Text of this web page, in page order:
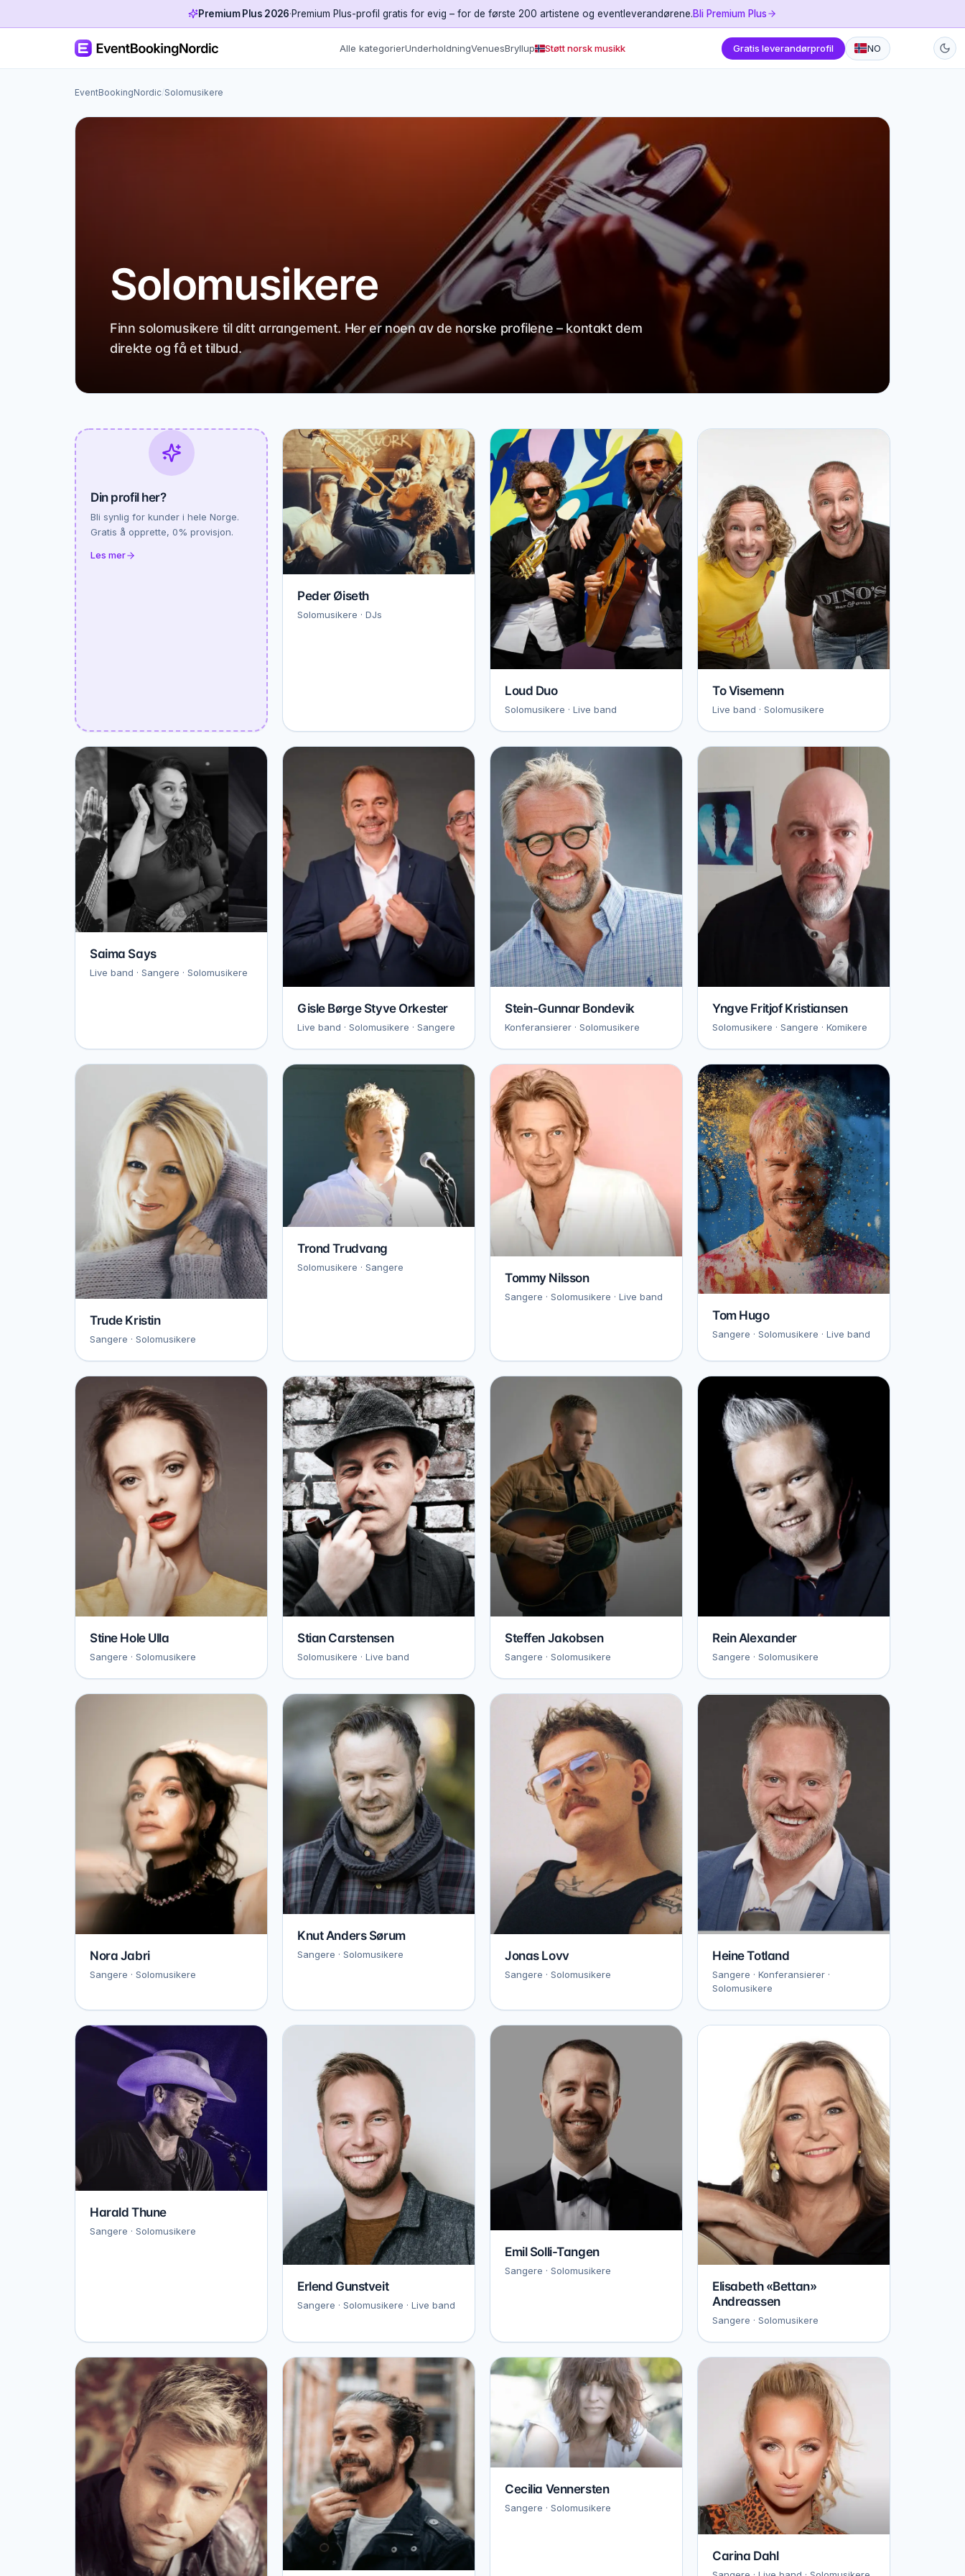
Premium Plus 2026·Premium Plus-profil gratis for evig – for de første 200 artistene og eventleverandørene.Bli Premium Plus
Alle kategorierUnderholdningVenuesBryllup Støtt norsk musikk Gratis leverandørprofil NO
EventBookingNordic/Solomusikere
Solomusikere
Finn solomusikere til ditt arrangement. Her er noen av de norske profilene – kontakt dem
direkte og få et tilbud.
Din profil her?
Bli synlig for kunder i hele Norge.
Gratis å opprette, 0% provisjon.
Les mer
Peder Øiseth
Solomusikere · DJs
Loud Duo
Solomusikere · Live band
To Visemenn
Live band · Solomusikere
Saima Says
Live band · Sangere · Solomusikere
Gisle Børge Styve Orkester
Live band · Solomusikere · Sangere
Stein-Gunnar Bondevik
Konferansierer · Solomusikere
Yngve Fritjof Kristiansen
Solomusikere · Sangere · Komikere
Trude Kristin
Sangere · Solomusikere
Trond Trudvang
Solomusikere · Sangere
Tommy Nilsson
Sangere · Solomusikere · Live band
Tom Hugo
Sangere · Solomusikere · Live band
Stine Hole Ulla
Sangere · Solomusikere
Stian Carstensen
Solomusikere · Live band
Steffen Jakobsen
Sangere · Solomusikere
Rein Alexander
Sangere · Solomusikere
Nora Jabri
Sangere · Solomusikere
Knut Anders Sørum
Sangere · Solomusikere Jonas Lovv
Sangere · Solomusikere
Heine Totland
Sangere · Konferansierer ·
Solomusikere
Harald Thune
Sangere · Solomusikere
Erlend Gunstveit
Sangere · Solomusikere · Live band
Emil Solli-Tangen
Sangere · Solomusikere
Elisabeth «Bettan»
Andreassen
Sangere · Solomusikere
Cecilia Vennersten
Sangere · Solomusikere
Carina Dahl